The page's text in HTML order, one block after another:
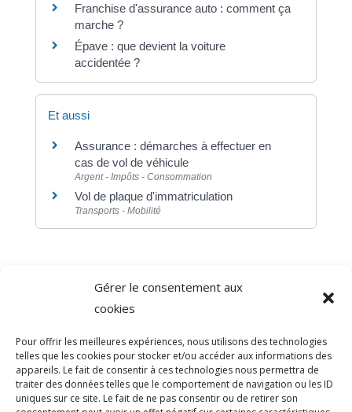
Gérer le consentement aux
cookies
Pour offrir les meilleures expériences, nous utilisons des technologies
telles que les cookies pour stocker et/ou accéder aux informations des
appareils. Le fait de consentir à ces technologies nous permettra de
traiter des données telles que le comportement de navigation ou les ID
uniques sur ce site. Le fait de ne pas consentir ou de retirer son
Franchise d'assurance auto : comment ça
marche ?
Épave : que devient la voiture
accidentée ?
Et aussi
Assurance : démarches à effectuer en
cas de vol de véhicule
Argent - Impôts - Consommation
Vol de plaque d'immatriculation
Transports - Mobilité
Direction de l'information légale et administrative
comarquage developpé par